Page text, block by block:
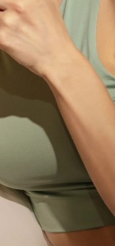
我的訂單
我的地址
我的訂閱
Русский
繁體中文
預計送達日期 8/13/26
預計送達日期 8/12/26
8/12/26
預計送達日期 8/15/26
預計送達日期